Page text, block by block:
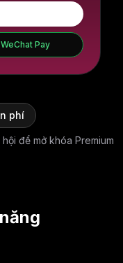
WeChat Pay
phí
để mở khóa Premium